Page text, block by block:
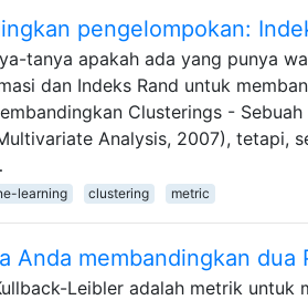
pengelompokan:
tanya apakah ada yang punya
dan Indeks Rand untuk
Clusterings -
Analysis, 2007), tetapi,
learning clustering metric
Anda membandingkan dua
Leibler adalah metrik untuk